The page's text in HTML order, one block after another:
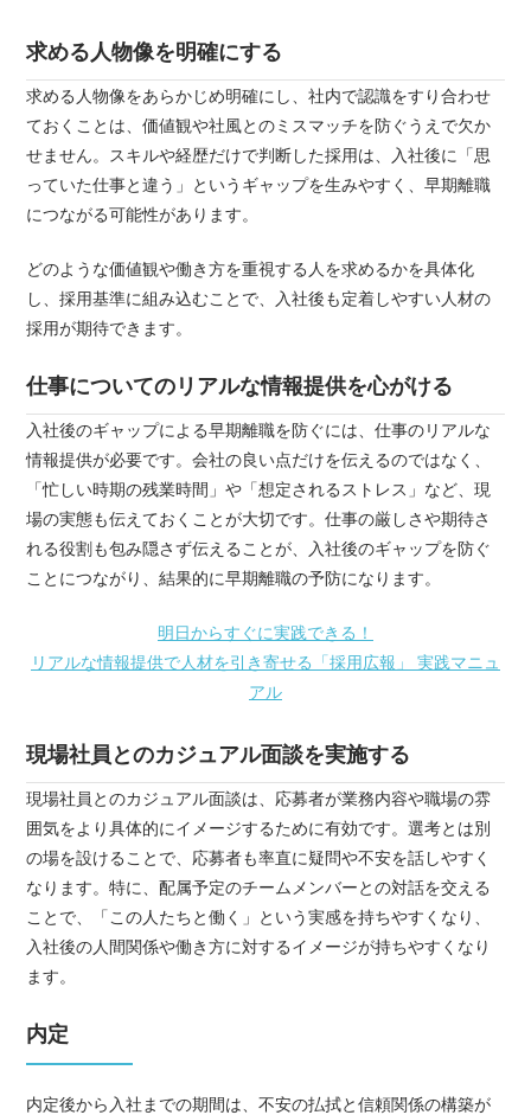
求める人物像を明確にする
求める人物像をあらかじめ明確にし、社内で認識をすり合わせ
ておくことは、価値観や社風とのミスマッチを防ぐうえで欠か
せません。スキルや経歴だけで判断した採用は、入社後に「思
っていた仕事と違う」というギャップを生みやすく、早期離職
につながる可能性があります。
どのような価値観や働き方を重視する人を求めるかを具体化
し、採用基準に組み込むことで、入社後も定着しやすい人材の
採用が期待できます。
仕事についてのリアルな情報提供を心がける
入社後のギャップによる早期離職を防ぐには、仕事のリアルな
情報提供が必要です。会社の良い点だけを伝えるのではなく、
「忙しい時期の残業時間」や「想定されるストレス」など、現
場の実態も伝えておくことが大切です。仕事の厳しさや期待さ
れる役割も包み隠さず伝えることが、入社後のギャップを防ぐ
ことにつながり、結果的に早期離職の予防になります。
明日からすぐに実践できる！
リアルな情報提供で人材を引き寄せる「採用広報」 実践マニュ
アル
現場社員とのカジュアル面談を実施する
現場社員とのカジュアル面談は、応募者が業務内容や職場の雰
囲気をより具体的にイメージするために有効です。選考とは別
の場を設けることで、応募者も率直に疑問や不安を話しやすく
なります。特に、配属予定のチームメンバーとの対話を交える
ことで、「この人たちと働く」という実感を持ちやすくなり、
入社後の人間関係や働き方に対するイメージが持ちやすくなり
ます。
内定
内定後から入社までの期間は、不安の払拭と信頼関係の構築が